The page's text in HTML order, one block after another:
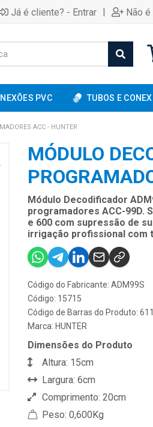
Já é cliente? - Entrar | Não
PVC TUBOS E
ACC - HUNTER
MÓDULO
Módulo Decodificador
programadores ACC-99D.
e 600 com supressão de
irrigação profissional com
Código do Fabricante: ADM99S
Código: 15715
Código de Barras do Produto:
Marca: HUNTER
Dimensões do Produto
Altura: 15cm
Largura: 6cm
Comprimento: 20cm
Peso: 0,600Kg